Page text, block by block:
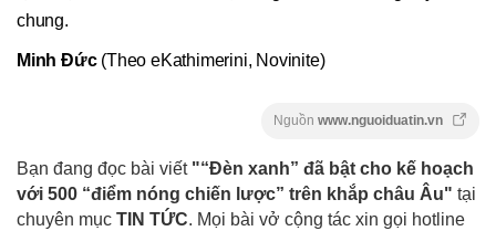
chung.
Minh Đức (Theo eKathimerini, Novinite)
Nguồn www.nguoiduatin.vn
Bạn đang đọc bài viết "“Đèn xanh” đã bật cho kế hoạch
với 500 “điểm nóng chiến lược” trên khắp châu Âu" tại
chuyên mục TIN TỨC. Mọi bài vở cộng tác xin gọi hotline